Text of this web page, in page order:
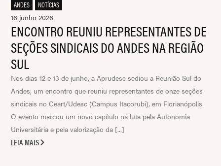
ANDES
NOTÍCIAS
16 junho 2026
ENCONTRO REUNIU REPRESENTANTES DE
SEÇÕES SINDICAIS DO ANDES NA REGIÃO
SUL
Nos dias 12 e 13 de junho, a Aprudesc sediou a Reunião Sul do
Andes, um encontro que reuniu representantes de onze seções
sindicais no Ceart/Udesc (Campus Itacorubi), em Florianópolis.
O evento marcou um novo capítulo na luta pela Autonomia
Universitária e pela valorização da [...]
LEIA MAIS